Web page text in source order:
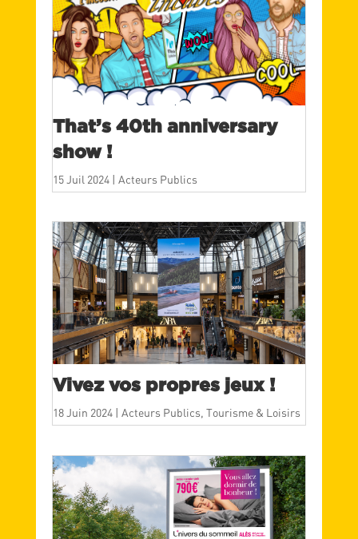
That’s 40th anniversary
show !
15 Juil 2024| Acteurs Publics
Vivez vos propres jeux !
18 Juin 2024| Acteurs Publics, Tourisme & Loisirs